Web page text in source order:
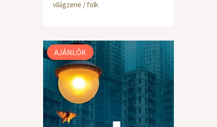
világzene / folk
AJÁNLÓK